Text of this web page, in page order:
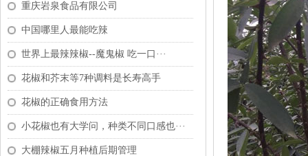
重庆岩泉食品有限公司
中国哪里人最能吃辣
世界上最辣辣椒--魔鬼椒吃一口···
花椒和芥末等7种调料是长寿高手
花椒的正确食用方法
小花椒也有大学问，种类不同口感也···
大棚辣椒五月种植后期管理